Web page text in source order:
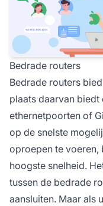
Bedrade routers
Bedrade routers
plaats daarvan
ethernetpoorten of
op de snelste
oproepen te voeren,
hoogste snelheid.
tussen de bedrade
aansluiten. Maar als